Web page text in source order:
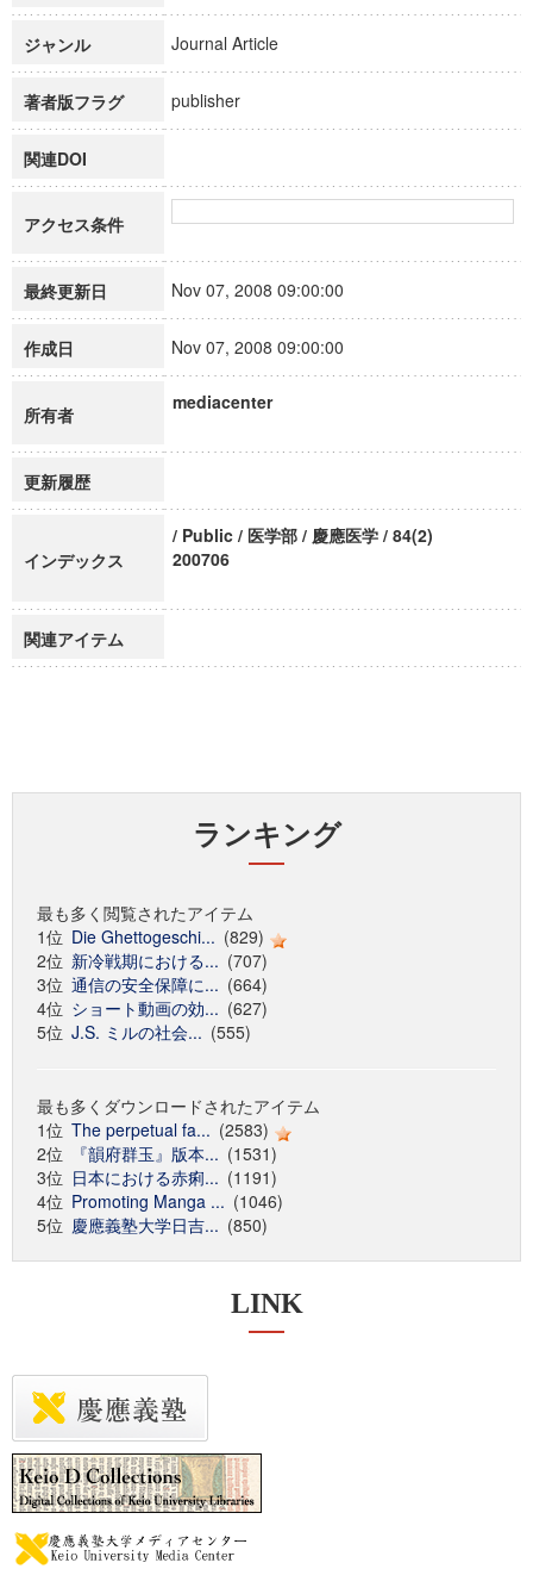
ジャンル Journal Article
著者版フラグ publisher
関連DOI
アクセス条件
最終更新日 Nov 07, 2008 09:00:00
作成日 Nov 07, 2008 09:00:00
所有者
mediacenter
更新履歴
インデックス
/ Public / 医学部 / 慶應医学 / 84(2)
200706
関連アイテム
ランキング
最も多く閲覧されたアイテム
1位 Die Ghettogeschi... (829)
2位 新冷戦期における... (707)
3位 通信の安全保障に... (664)
4位 ショート動画の効... (627)
5位 J.S. ミルの社会... (555)
最も多くダウンロードされたアイテム
1位 The perpetual fa... (2583)
2位
『韻府群玉』版本... (1531)
3位 日本における赤痢... (1191)
4位 Promoting Manga ... (1046)
5位 慶應義塾大学日吉... (850)
LINK